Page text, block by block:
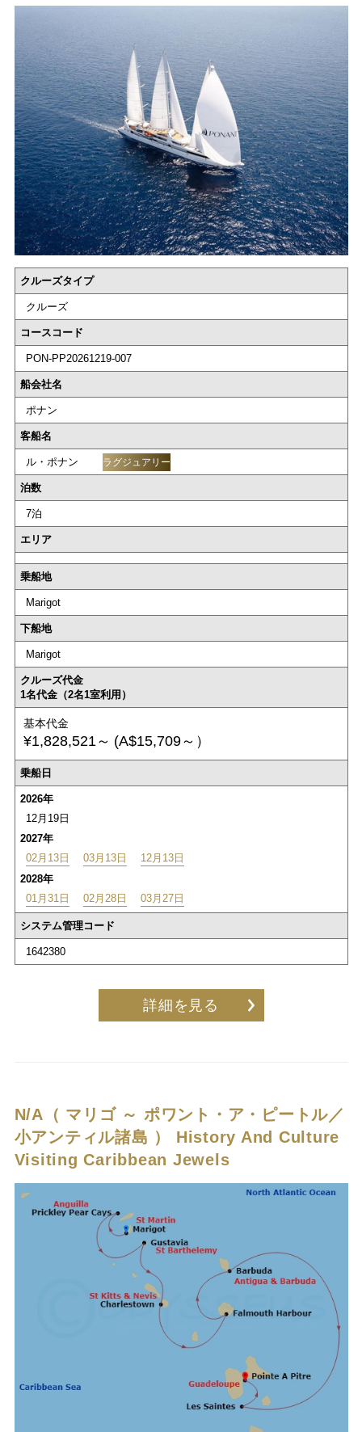
クルーズタイプ
クルーズ
コースコード
PON-PP20261219-007
船会社名
ポナン
客船名
ル・ポナン ラグジュアリー
泊数
7泊
エリア
乗船地
Marigot
下船地
Marigot
クルーズ代金
1名代金（2名1室利用）
基本代金
¥1,828,521～ (A$15,709～）
乗船日
2026年
12月19日
2027年
02月13日
03月13日
12月13日
2028年
01月31日
02月28日 03月27日
システム管理コード
1642380
詳細を見る
N/A（ マリゴ ～ ポワント・ア・ピートル／
小アンティル諸島 ） History And Culture
Visiting Caribbean Jewels